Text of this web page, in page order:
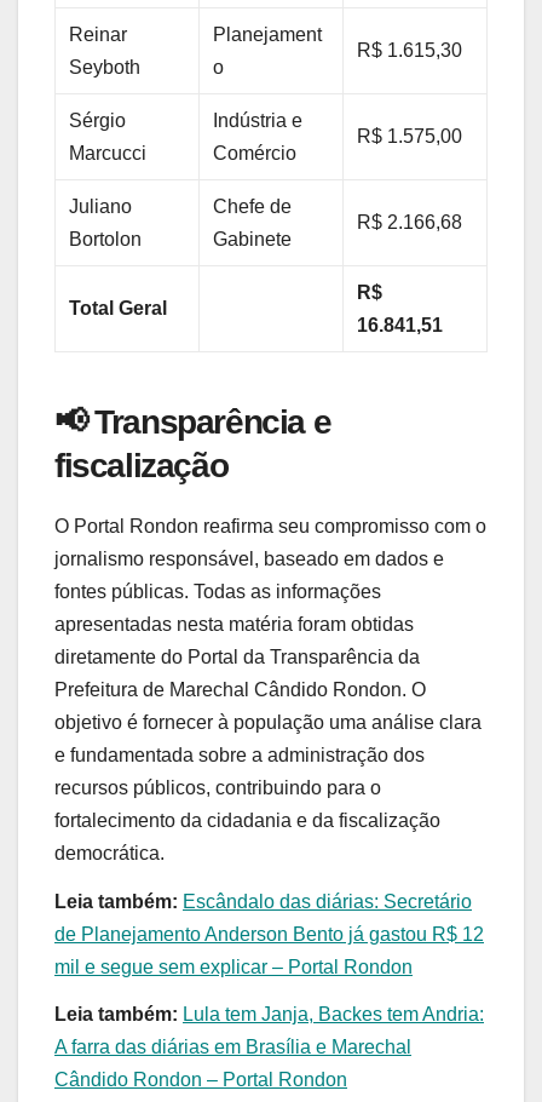
Reinar
Seyboth
Planejament
o
R$ 1.615,30
Sérgio
Marcucci
Indústria e
Comércio
R$ 1.575,00
Juliano
Bortolon
Chefe de
Gabinete
R$ 2.166,68
Total Geral
R$
16.841,51
📢Transparência e
fiscalização
O Portal Rondon reafirma seu compromisso com o
jornalismo responsável, baseado em dados e
fontes públicas. Todas as informações
apresentadas nesta matéria foram obtidas
diretamente do Portal da Transparência da
Prefeitura de Marechal Cândido Rondon. O
objetivo é fornecer à população uma análise clara
e fundamentada sobre a administração dos
recursos públicos, contribuindo para o
fortalecimento da cidadania e da fiscalização
democrática.
Leia também: Escândalo das diárias: Secretário
de Planejamento Anderson Bento já gastou R$ 12
mil e segue sem explicar – Portal Rondon
Leia também: Lula tem Janja, Backes tem Andria:
A farra das diárias em Brasília e Marechal
Cândido Rondon – Portal Rondon